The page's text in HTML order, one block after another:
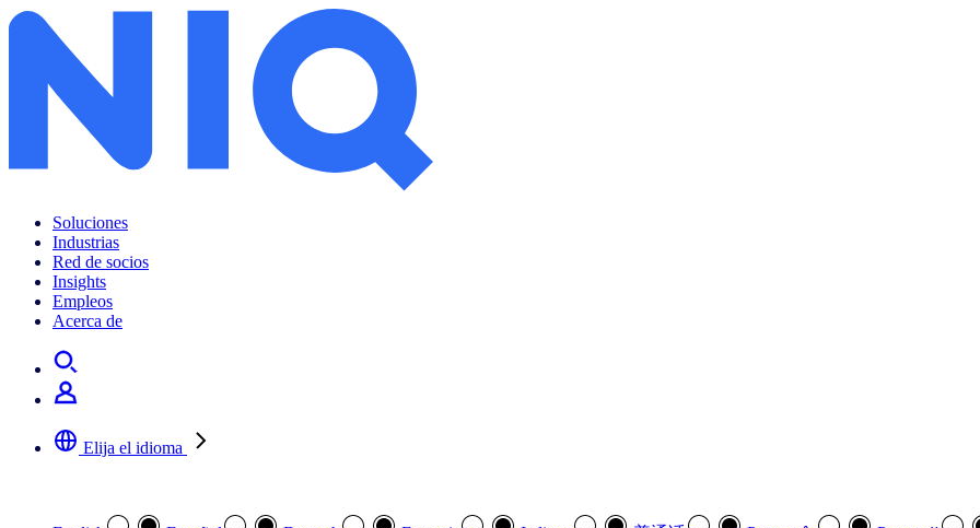
Soluciones
Industrias
Red de socios
Insights
Empleos
Acerca de
Elija el idioma